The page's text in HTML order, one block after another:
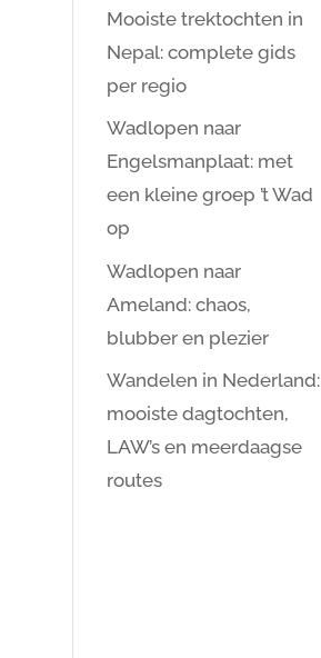
Mooiste trektochten in
Nepal: complete gids
per regio
Wadlopen naar
Engelsmanplaat: met
een kleine groep ’t Wad
op
Wadlopen naar
Ameland: chaos,
blubber en plezier
Wandelen in Nederland:
mooiste dagtochten,
LAW’s en meerdaagse
routes